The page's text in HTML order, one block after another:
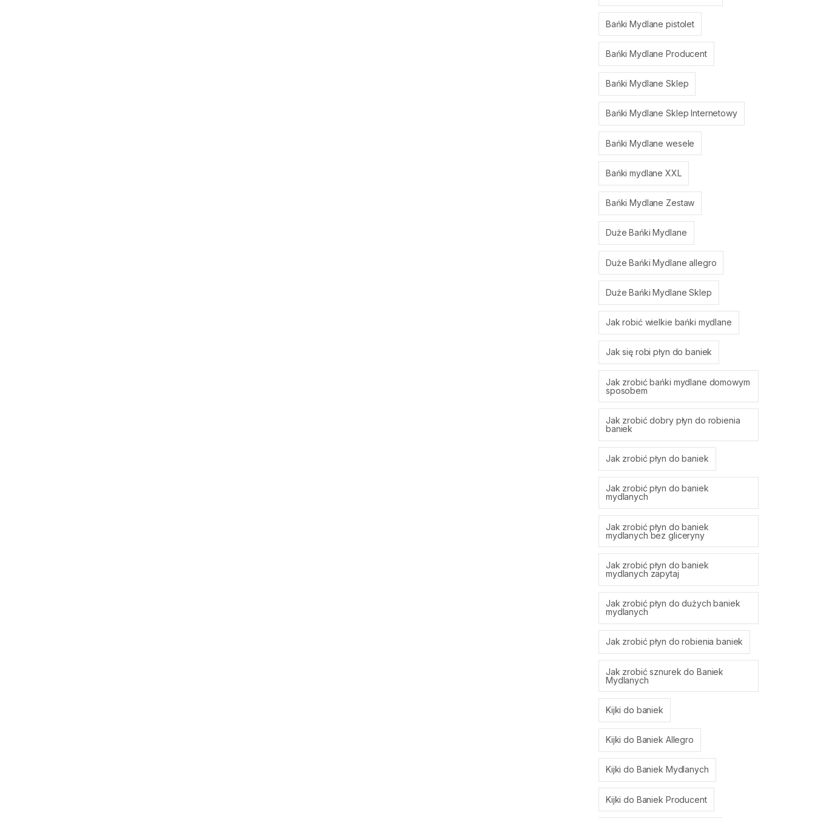
Bańki Mydlane pistolet
Bańki Mydlane Producent
Bańki Mydlane Sklep
Bańki Mydlane Sklep Internetowy
Bańki Mydlane wesele
Bańki mydlane XXL
Bańki Mydlane Zestaw
Duże Bańki Mydlane
Duże Bańki Mydlane allegro
Duże Bańki Mydlane Sklep
Jak robić wielkie bańki mydlane
Jak się robi płyn do baniek
Jak zrobić bańki mydlane domowym
sposobem
Jak zrobić dobry płyn do robienia
baniek
Jak zrobić płyn do baniek
Jak zrobić płyn do baniek
mydlanych
Jak zrobić płyn do baniek
mydlanych bez gliceryny
Jak zrobić płyn do baniek
mydlanych zapytaj
Jak zrobić płyn do dużych baniek
mydlanych
Jak zrobić płyn do robienia baniek
Jak zrobić sznurek do Baniek
Mydlanych
Kijki do baniek
Kijki do Baniek Allegro
Kijki do Baniek Mydlanych
Kijki do Baniek Producent